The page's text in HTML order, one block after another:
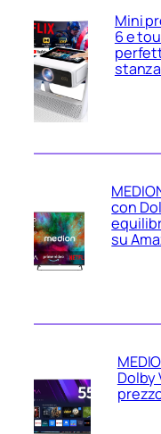
Mini
6 e
stanza
con
su
Dolby